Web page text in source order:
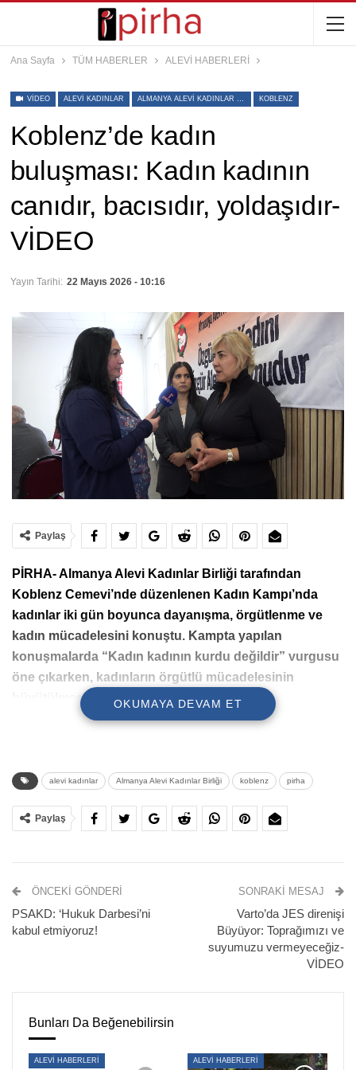
Ana Sayfa TÜM HABERLER ALEVİ HABERLERİ
VIDEO ALEVI KADINLAR ALMANYA ALEVI KADINLAR BIRLIĞI KOBLENZ
Koblenz’de kadın
buluşması: Kadın kadının
canıdır, bacısıdır, yoldaşıdır-
VİDEO
Yayın Tarihi: 22 Mayıs 2026 - 10:16
Paylaş
PİRHA-Almanya Alevi Kadınlar Birliği tarafından
Koblenz Cemevi’nde düzenlenen Kadın Kampı’nda
kadınlar iki gün boyunca dayanışma, örgütlenme ve
kadın mücadelesini konuştu. Kampta yapılan
konuşmalarda “Kadın kadının kurdu değildir” vurgusu
öne çıkarken, kadınların örgütlü mücadelesinin
büyütülmesi çağrısı yapıldı.
Almanya Alevi Kadınlar Birliği tarafından 16-17 Mayıs
tarihlerinde Koblenz Cemevi’nde düzenlenen Kadın
Kampı, Almanya’nın ve Avrupa’nın farklı kentlerinden gelen
sorunları, psikoloji, hukuk ve kadın dayanışması başlıkları
ele alındı.
OKUMAYA DEVAM ET
alevi kadınlar Almanya Alevi Kadınlar Birliği koblenz pirha
Paylaş
ÖNCEKI GÖNDERI
PSAKD: ‘Hukuk Darbesi’ni
kabul etmiyoruz!
SONRAKI MESAJ
Varto’da JES direnişi
Büyüyor: Toprağımızı ve
suyumuzu vermeyeceğiz-
VİDEO
Bunları Da Beğenebilirsin
ALEVİ HABERLERİ ALEVİ HABERLERİ